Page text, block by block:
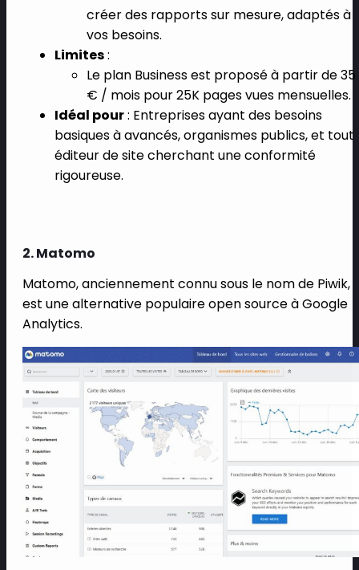
créer des rapports sur mesure, adaptés à
vos besoins.
Limites:
Le plan Business est proposé à partir de 35
€ / mois pour 25K pages vues mensuelles.
Idéal pour: Entreprises ayant des besoins
basiques à avancés, organismes publics, et tout
éditeur de site cherchant une conformité
rigoureuse.
2. Matomo
Matomo, anciennement connu sous le nom de Piwik,
est une alternative populaire open source à Google
Analytics.